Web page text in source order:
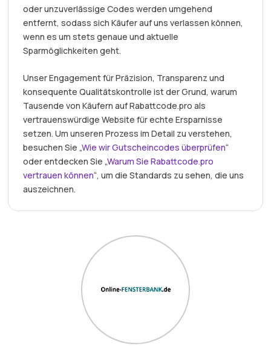
oder unzuverlässige Codes werden umgehend
entfernt, sodass sich Käufer auf uns verlassen können,
wenn es um stets genaue und aktuelle
Sparmöglichkeiten geht.
Unser Engagement für Präzision, Transparenz und
konsequente Qualitätskontrolle ist der Grund, warum
Tausende von Käufern auf Rabattcode.pro als
vertrauenswürdige Website für echte Ersparnisse
setzen. Um unseren Prozess im Detail zu verstehen,
besuchen Sie „Wie wir Gutscheincodes überprüfen“
oder entdecken Sie „Warum Sie Rabattcode.pro
vertrauen können“, um die Standards zu sehen, die uns
auszeichnen.